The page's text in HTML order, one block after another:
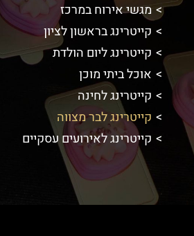
מגשי אירוח במרכז
קייטרינג בראשון לציון
קייטרינג ליום הולדת
אוכל ביתי מוכן
קייטרינג לחינה
קייטרינג לבר מצווה
קייטרינג לאירועים עסקיים